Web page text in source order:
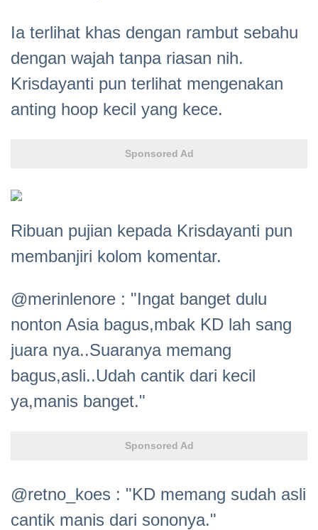
Ia terlihat khas dengan rambut sebahu
dengan wajah tanpa riasan nih.
Krisdayanti pun terlihat mengenakan
anting hoop kecil yang kece.
Sponsored Ad
Ribuan pujian kepada Krisdayanti pun
membanjiri kolom komentar.
@merinlenore : "Ingat banget dulu
nonton Asia bagus,mbak KD lah sang
juara nya..Suaranya memang
bagus,asli..Udah cantik dari kecil
ya,manis banget."
Sponsored Ad
@retno_koes : "KD memang sudah asli
cantik manis dari sononya."